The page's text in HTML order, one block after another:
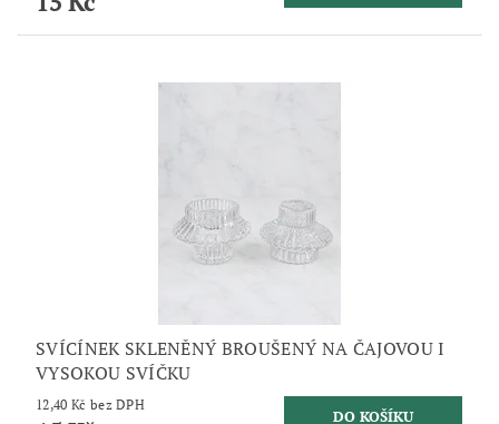
SVÍCÍNEK SKLENĚNÝ BROUŠENÝ NA ČAJOVOU I
VYSOKOU SVÍČKU
12,40 Kč bez DPH